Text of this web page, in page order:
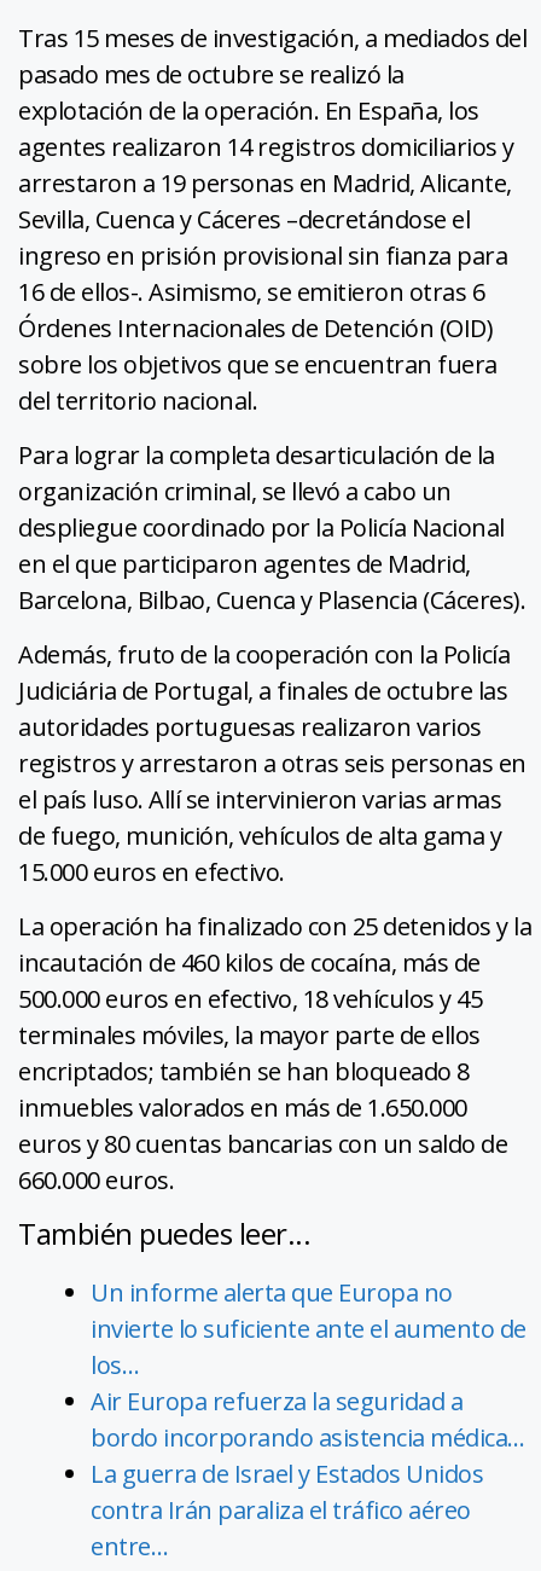
Tras 15 meses de investigación, a mediados del
pasado mes de octubre se realizó la
explotación de la operación. En España, los
agentes realizaron 14 registros domiciliarios y
arrestaron a 19 personas en Madrid, Alicante,
Sevilla, Cuenca y Cáceres –decretándose el
ingreso en prisión provisional sin fianza para
16 de ellos-. Asimismo, se emitieron otras 6
Órdenes Internacionales de Detención (OID)
sobre los objetivos que se encuentran fuera
del territorio nacional.
Para lograr la completa desarticulación de la
organización criminal, se llevó a cabo un
despliegue coordinado por la Policía Nacional
en el que participaron agentes de Madrid,
Barcelona, Bilbao, Cuenca y Plasencia (Cáceres).
Además, fruto de la cooperación con la Policía
Judiciária de Portugal, a finales de octubre las
autoridades portuguesas realizaron varios
registros y arrestaron a otras seis personas en
el país luso. Allí se intervinieron varias armas
de fuego, munición, vehículos de alta gama y
15.000 euros en efectivo.
La operación ha finalizado con 25 detenidos y la
incautación de 460 kilos de cocaína, más de
500.000 euros en efectivo, 18 vehículos y 45
terminales móviles, la mayor parte de ellos
encriptados; también se han bloqueado 8
inmuebles valorados en más de 1.650.000
euros y 80 cuentas bancarias con un saldo de
660.000 euros.
También puedes leer...
Un informe alerta que Europa no
invierte lo suficiente ante el aumento de
los…
Air Europa refuerza la seguridad a
bordo incorporando asistencia médica…
La guerra de Israel y Estados Unidos
contra Irán paraliza el tráfico aéreo
entre…